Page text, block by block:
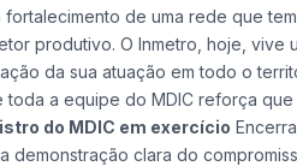
fortalecimento de uma rede que
produtivo. O Inmetro, hoje, vive
da sua atuação em todo o
a equipe do MDIC reforça
do MDIC em exercício
demonstração clara do